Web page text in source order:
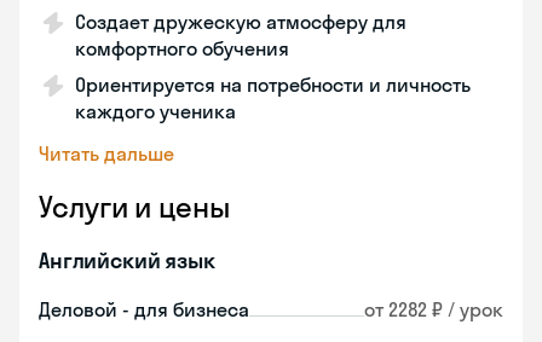
Создает дружескую атмосферу для
комфортного обучения
Ориентируется на потребности и личность
каждого ученика
Читать дальше
Услуги и цены
Английский язык
Деловой - для бизнеса от 2282 ₽ / урок